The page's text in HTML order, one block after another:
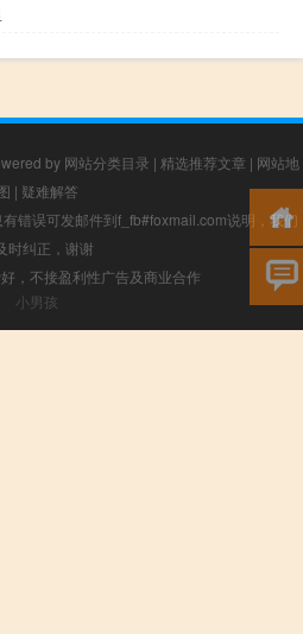
by 网站分类目录 | 精选推荐文章 | 网站地
| 疑难解答
错误可发邮件到f_fb#foxmail.com说明，我们
时纠正，谢谢
，不接盈利性广告及商业合作
小男孩